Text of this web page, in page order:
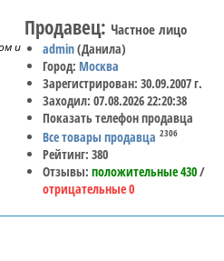
и
Продавец: Частное лицо
admin(Данила)
Город: Москва
Зарегистрирован: 30.09.2007 г.
Заходил: 07.08.2026 22:20:38
Показать телефон продавца
Все товары продавца 2306
Рейтинг: 380
Отзывы:положительные 430/
отрицательные 0